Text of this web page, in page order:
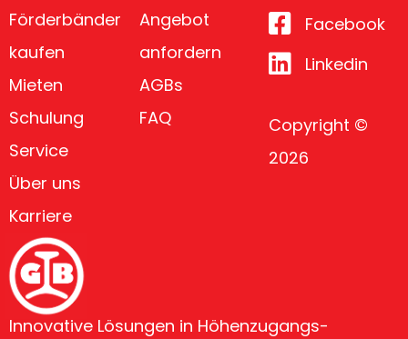
Innovative Lösungen in Höhenzugangs-
Förderbänder
kaufen
Mieten
Schulung
Service
Über uns
Karriere
Angebot
anfordern
AGBs
FAQ
Facebook
Linkedin
Copyright ©
2026